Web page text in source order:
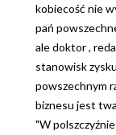
kobiecość nie
pań
ale doktor ,
stanowisk
powszechnym
biznesu jest
"W